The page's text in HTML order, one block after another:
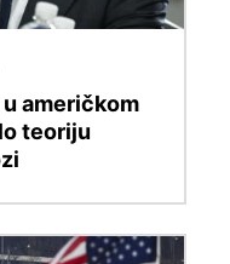
u američkom
teoriju